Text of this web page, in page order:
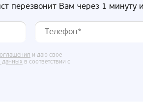
перезвонит Вам через 1 минуту
и даю свое
данных в соответствии с